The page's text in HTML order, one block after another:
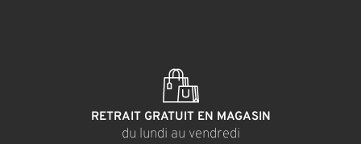
RETRAIT GRATUIT EN MAGASIN
du lundi au vendredi